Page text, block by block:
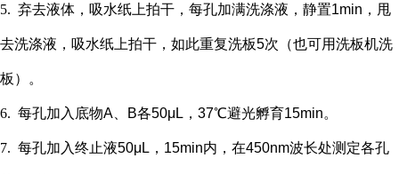
5. 弃去液体，吸水纸上拍干，每孔加满洗涤液，静置1min，甩
去洗涤液，吸水纸上拍干，如此重复洗板5次（也可用洗板机洗
板）。
6. 每孔加入底物A、B各50μL，37℃避光孵育15min。
7. 每孔加入终止液50μL，15min内，在450nm波长处测定各孔